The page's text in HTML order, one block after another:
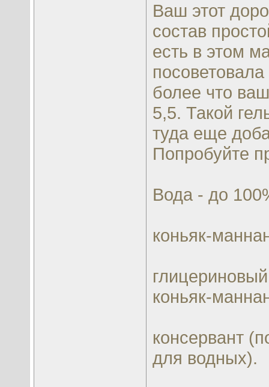
Ваш этот
состав
есть в этом
более что
5,5. Такой
туда еще
Попробуйте
Вода - до
коньяк-
коньяк-
консервант
для водных).